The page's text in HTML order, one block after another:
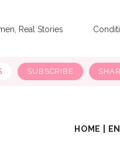
Real Stories
SUBSCRIBE
HOME